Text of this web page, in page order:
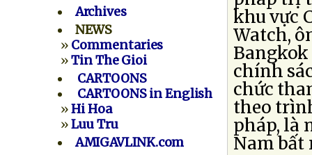
Archives
NEWS
» Commentaries
»Tin The Gioi
CARTOONS
CARTOONS in English
»Hi Hoa
»Luu Tru
AMIGAVLINK.com
khu vực
Watch,
chính
chức
theo
pháp, là
Nam bất